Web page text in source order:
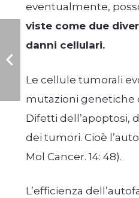
eventualmente,
viste come due
danni cellulari.
Le cellule tumorali
mutazioni genetiche
Difetti dell’apoptosi,
dei tumori. Cioè
Mol Cancer. 14: 48).
L’efficienza